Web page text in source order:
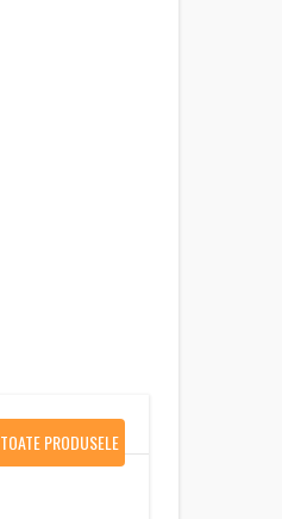
TOATE PRODUSELE